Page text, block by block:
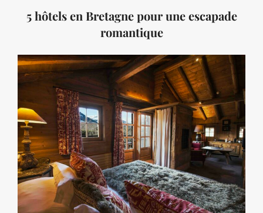
5 hôtels en Bretagne pour une escapade
romantique